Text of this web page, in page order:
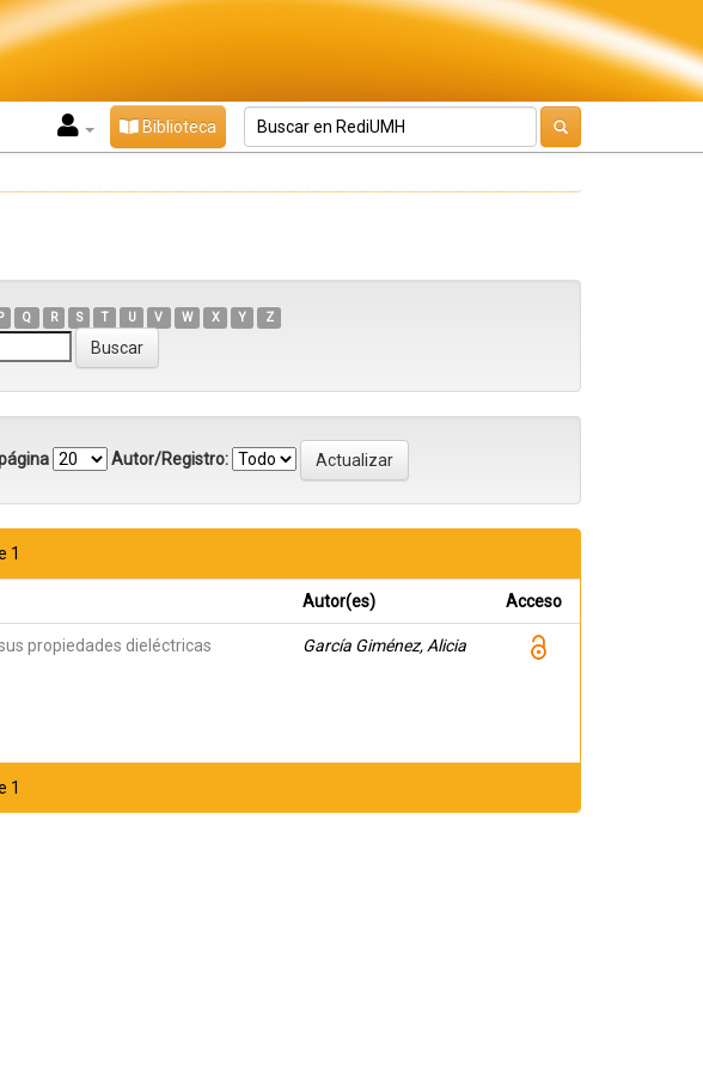
Biblioteca
Q R S T U V W X Y Z
Autor/Registro:
1
Autor(es) Acceso
propiedades dieléctricas García Giménez, Alicia
1